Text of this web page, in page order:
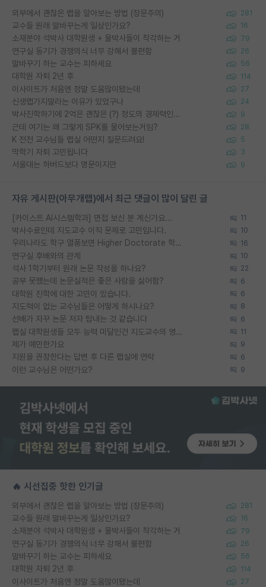
외부에서 괜찮은 랩을 알아보는 방법 (장문주의) 281
교수들 원래 말바꾸는게 일상인가요? 16
소재분야 석박사 대학원생 + 물박사들이 착각하는 거 79
연구실 동기가 경쟁의식 너무 강해서 불편함 26
말바꾸기 하는 교수는 피하세요 56
대학원 자퇴 2년 후 114
이사이트가 처음엔 정말 도움많이됐는데 27
신생랩가지말라는 이유가 있었구나 24
박사진학하기에 2억은 괜찮은 (?) 정도의 경제력인가요 9
근데 여기는 왜 그렇게 SPK를 물어보는거임? 28
K 전전 교수님들 랩실 어떤지 질문드려요! 5
막학기 자퇴 고민됩니다 3
서울대는 하버드보다 명문이지만 9
자유 게시판(아무개랩)에서 최근 댓글이 많이 달린 글
[카이스트 AI시스템학과] 면접 보신 분 계신가요... 11
박사수료인데 지도교수 이직 문제로 고민입니다. 10
우리나라도 학구 열풍보면 Higher Doctorate 학위가 필요하다고 봅니다. 16
연구실 후배와의 관계 10
석사 1학기부터 원래 논문 작성을 하나요? 22
공부 못했는데 논문실적은 좋은 사람을 싫어함? 6
대학원 진학에 대한 고민이 있습니다. 6
지도력이 없는 교수님들은 어떻게 하시나요? 8
선배가 자꾸 논문 저자 탐내는 것 같습니다 6
랩실 대학원생들 모두 능력 미달인건 지도교수의 영향 아닌가? 11
제가 예민한가요 9
지원을 권장한다는 답변 후 다른 랩실에 연락 6
이런 교수님은 어떤가요? 9
🔥 시선집중 핫한 인기글
외부에서 괜찮은 랩을 알아보는 방법 (장문주의) 281
교수들 원래 말바꾸는게 일상인가요? 16
소재분야 석박사 대학원생 + 물박사들이 착각하는 거 79
연구실 동기가 경쟁의식 너무 강해서 불편함 26
말바꾸기 하는 교수는 피하세요 56
대학원 자퇴 2년 후 114
이사이트가 처음엔 정말 도움많이됐는데 27